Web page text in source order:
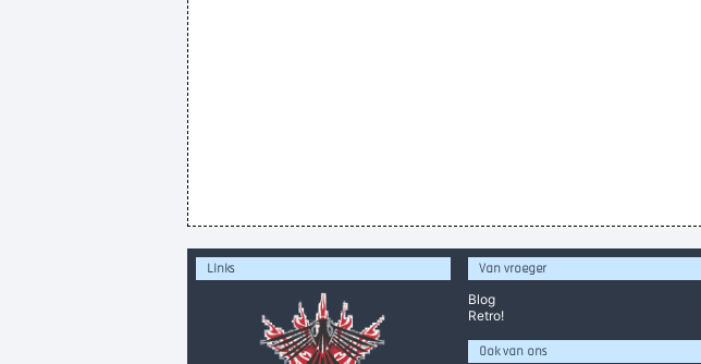
Links
Van vroeger
Blog
Retro!
Ook van ons